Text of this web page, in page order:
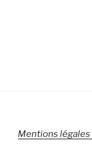
Mentions